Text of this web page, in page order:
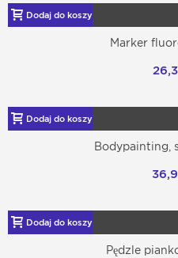
Dodaj do koszyka
Marker
Dodaj do koszyka
Bodypainting,
Dodaj do koszyka
Pędzle